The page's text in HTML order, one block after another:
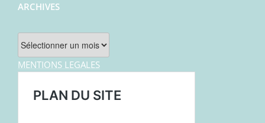
ARCHIVES
Archives
MENTIONS LEGALES